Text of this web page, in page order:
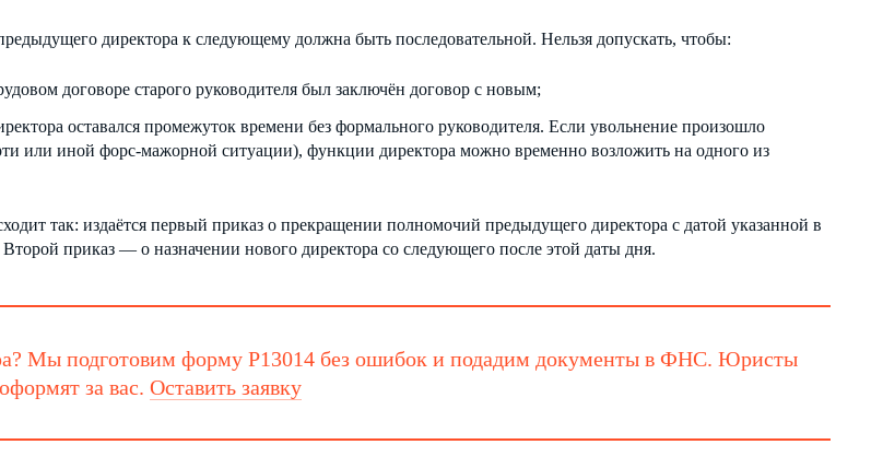
директора к следующему должна быть последовательной. Нельзя допускать, чтобы:
договоре старого руководителя был заключён договор с новым;
оставался промежуток времени без формального руководителя. Если увольнение произошло
или иной форс-мажорной ситуации), функции директора можно временно возложить на одного из
так: издаётся первый приказ о прекращении полномочий предыдущего директора с датой указанной в
приказ — о назначении нового директора со следующего после этой даты дня.
Мы подготовим форму Р13014 без ошибок и подадим документы в ФНС. Юристы
за вас. Оставить заявку